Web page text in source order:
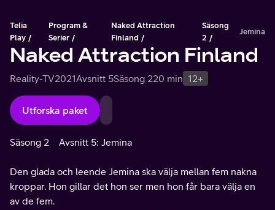
Telia
Play
Program &
Serier
Naked Attraction
Finland
Säsong
2
Jemina
Naked Attraction Finland
Reality-TV2021Avsnitt 5Säsong 220 min 12+
Utforska paket
Säsong 2 Avsnitt 5: Jemina
Den glada och leende Jemina ska välja mellan fem nakna
kroppar. Hon gillar det hon ser men hon får bara välja en
av de fem.